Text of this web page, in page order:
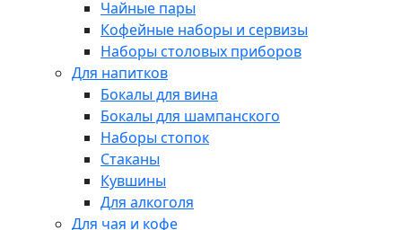
Чайные пары
Кофейные наборы и сервизы
Наборы столовых приборов
Для напитков
Бокалы для вина
Бокалы для шампанского
Наборы стопок
Стаканы
Кувшины
Для алкоголя
Для чая и кофе